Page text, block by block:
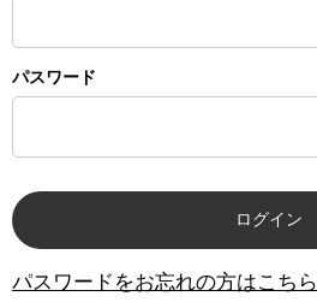
パスワード
パスワードをお忘れの方はこちら